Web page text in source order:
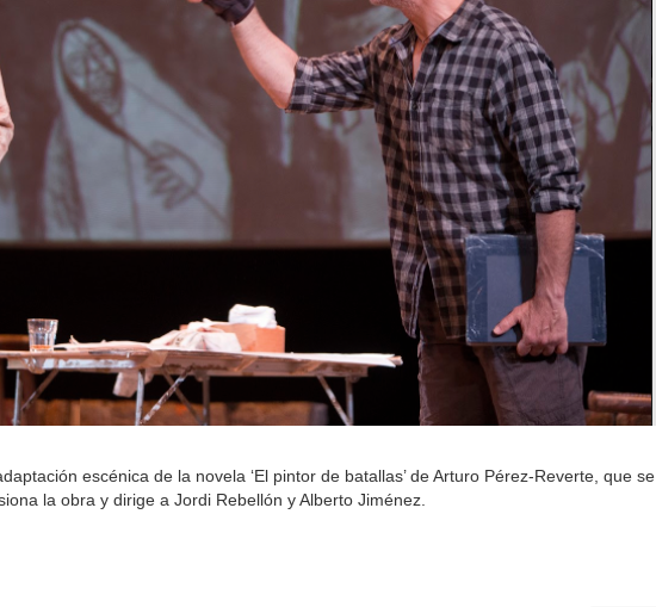
escénica de la novela ‘El pintor de batallas’ de Arturo Pérez-Reverte, que se
la obra y dirige a Jordi Rebellón y Alberto Jiménez.